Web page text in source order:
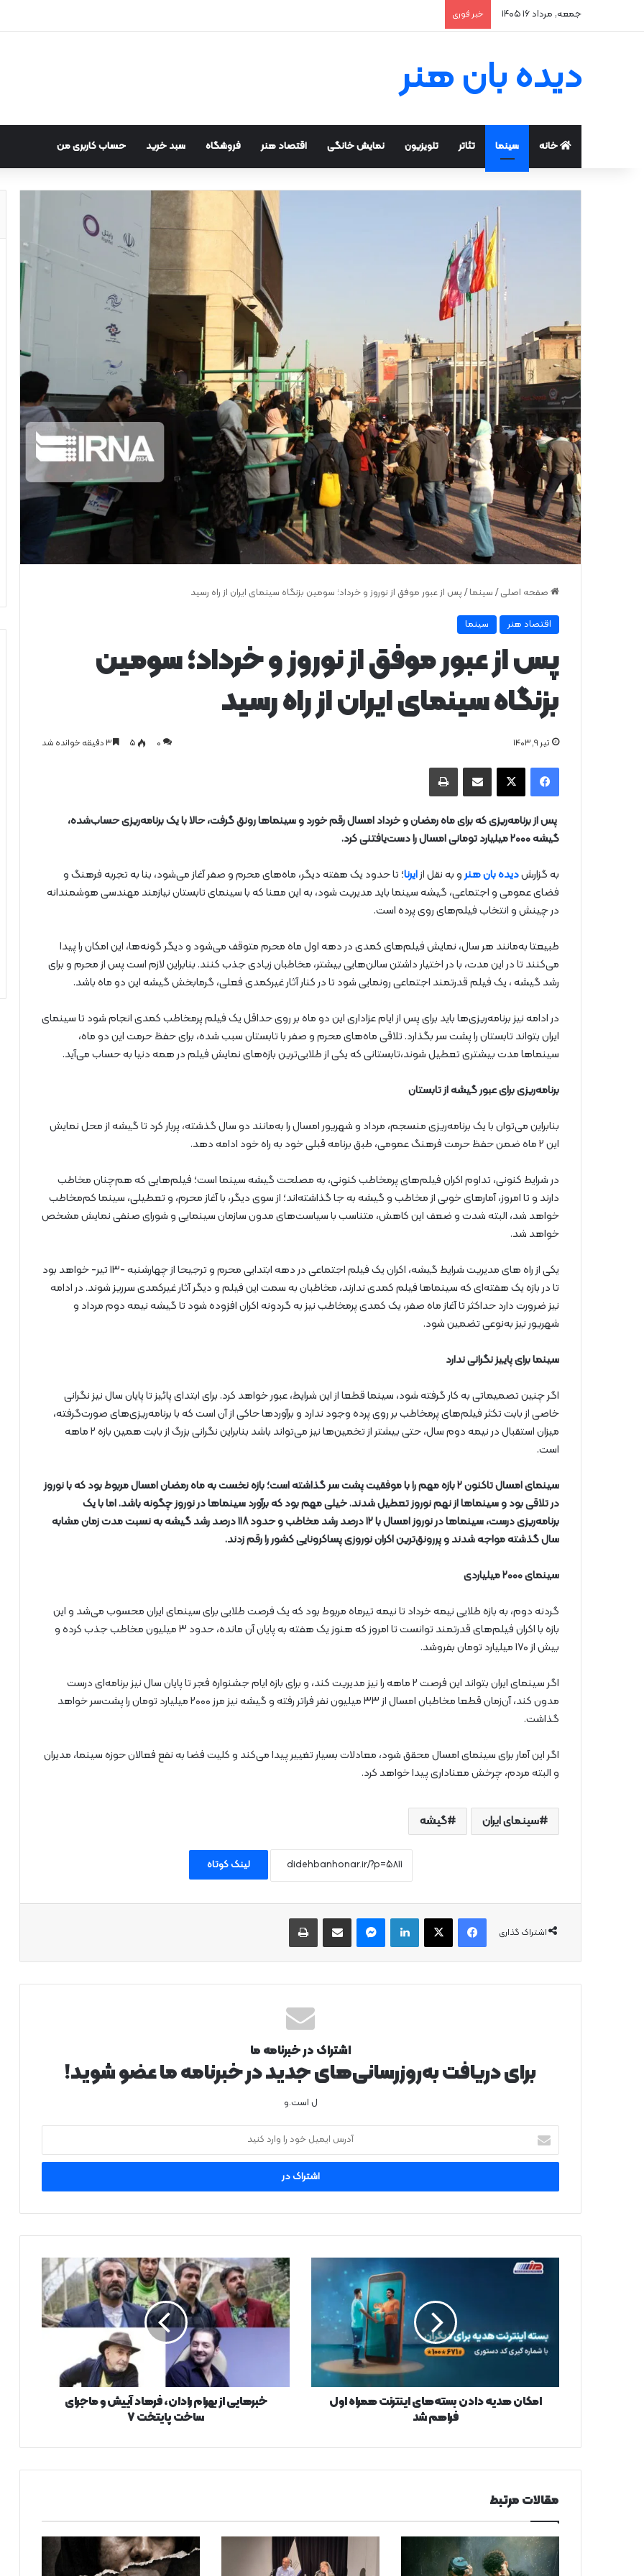
جمعه, مرداد ۱۶ ۱۴۰۵ خبر فوری
دیده بان هنر
خانه سینما تئاتر تلویزیون نمایش خانگی اقتصاد هنر فروشگاه سبد خرید حساب کاربری من
صفحه اصلی / سینما / پس از عبور موفق از نوروز و خرداد؛ سومین بزنگاه سینمای ایران از راه رسید
اقتصاد هنر سینما
پس از عبور موفق از نوروز و خرداد؛ سومین
بزنگاه سینمای ایران از راه رسید
تیر ۹, ۱۴۰۳ 0 ۵
فیس بوک X از طریق ایمیل به اشتراک بگذارید چاپ
پس از برنامه‌ریزی که برای ماه رمضان و خرداد امسال رقم خورد و سینماها رونق گرفت، حالا با یک برنامه‌ریزی حساب‌شده،
گیشه ۲۰۰۰ میلیارد تومانی امسال را دست‌یافتنی‌‎ کرد.
به گزارشدیده بان هنرو به نقل ازایرنا؛ تا حدود یک هفته دیگر، ماه‌های محرم و صفر آغاز می‌شود، بنا به تجربه فرهنگ و
فضای عمومی و اجتماعی، گیشه سینما باید مدیریت شود، به این معنا که با سینمای تابستان نیازمند مهندسی هوشمندانه
در چینش و انتخاب فیلم‌های روی پرده است.
طبیعتا به‌مانند هر سال، نمایش فیلم‌های کمدی در دهه اول ماه محرم متوقف می‌شود و دیگر گونه‌ها، این امکان را پیدا
می‌کنند تا در این مدت، با در اختیار داشتن سالن‌هایی بیشتر، مخاطبان زیادی جذب کنند. بنابراین لازم است پس از محرم و برای
رشد گیشه ، یک فیلم قدرتمند اجتماعی رونمایی شود تا در کنار آثار غیرکمدی فعلی، گرمابخش گیشه این دو ماه باشد.
در ادامه نیز برنامه‌ریزی‌ها باید برای پس از ایام عزاداری این دو ماه بر روی حداقل یک فیلم پرمخاطب کمدی انجام شود تا سینمای
ایران بتواند تابستان را پشت سر بگذارد. تلاقی ماه‌های محرم و صفر با تابستان سبب شده، برای حفظ حرمت این دو ماه،
سینماها مدت بیشتری تعطیل شوند،تابستانی که یکی از طلایی‌ترین بازه‌های نمایش فیلم در همه دنیا به حساب می‌آید.
برنامه‌ریزی برای عبور گیشه از تابستان
بنابراین می‌توان با یک برنامه‌ریزی منسجم، مرداد و شهریور امسال را به‌مانند دو سال گذشته، پربار کرد تا گیشه از محل نمایش
این ۲ ماه ضمن حفظ حرمت فرهنگ عمومی، طبق برنامه قبلی خود به راه خود ادامه دهد.
در شرایط کنونی، تداوم اکران فیلم‌های پرمخاطب کنونی، به مصلحت گیشه سینما است؛ فیلم‌هایی که هم‌چنان مخاطب
دارند و تا امروز، آمارهای خوبی از مخاطب و گیشه به جا گذاشته‌اند؛ از سوی دیگر، با آغاز محرم، و تعطیلی، سینما کم‌مخاطب
خواهد شد، البته شدت و ضعف این کاهش، متناسب با سیاست‌های مدون سازمان سینمایی و شورای صنفی نمایش مشخص
خواهد شد.
یکی از راه های مدیریت شرایط گیشه، اکران یک فیلم اجتماعی در دهه ابتدایی محرم و ترجیحا از چهارشنبه -۱۳ تیر- خواهد بود
تا در بازه یک هفته‌ای که سینماها فیلم کمدی ندارند، مخاطبان به سمت این فیلم و دیگر آثار غیرکمدی سرریز شوند. در ادامه
نیز ضرورت دارد حداکثر تا آغاز ماه صفر، یک کمدی پرمخاطب نیز به گردونه اکران افزوده شود تا گیشه نیمه دوم مرداد و
شهریور نیز به‌نوعی تضمین شود.
سینما برای پاییز نگرانی ندارد
اگر چنین تصمیماتی به کار گرفته شود، سینما قطعا از این شرایط، عبور خواهد کرد. برای ابتدای پائیز تا پایان سال نیز نگرانی
خاصی از بابت تکثر فیلم‌های پرمخاطب بر روی پرده وجود ندارد و برآوردها حاکی از آن است که با برنامه‌ریزی‌های صورت‌گرفته،
میزان استقبال در نیمه دوم سال، حتی بیشتر از تخمین‌ها نیز می‌تواند باشد بنابراین نگرانی بزرگ از بابت همین بازه ۲ ماهه
است.
سینمای امسال تاکنون ۲ بازه مهم را با موفقیت پشت سر گذاشته است؛ بازه نخست به ماه رمضان امسال مربوط بود که با نوروز
در تلاقی بود و سینماها از نهم نوروز تعطیل شدند. خیلی مهم بود که برآورد سینماها در نوروز چگونه باشد. اما با یک
برنامه‌ریزی درست، سینماها در نوروز امسال با ۱۲ درصد رشد مخاطب و حدود ۱۱۸ درصد رشد گیشه به نسبت مدت زمان مشابه
سال گذشته مواجه شدند و پررونق‌ترین اکران نوروزی پساکرونایی کشور را رقم زدند.
سینمای ۲۰۰۰ میلیاردی
گردنه دوم، به بازه طلایی نیمه خرداد تا نیمه تیرماه مربوط بود که یک فرصت طلایی برای سینمای ایران محسوب می‌شد و این
بازه با اکران فیلم‌های قدرتمند توانست تا امروز که هنوز یک هفته به پایان آن مانده، حدود ۳ میلیون مخاطب جذب کرده و
بیش از ۱۷۰ میلیارد تومان بفروشد.
اگر سینمای ایران بتواند این فرصت ۲ ماهه را نیز مدیریت کند، و برای بازه ایام جشنواره فجر تا پایان سال نیز برنامه‌ای درست
مدون کند، آن‌زمان قطعا مخاطبان امسال از ۳۳ میلیون نفر فراتر رفته و گیشه نیز مرز ۲۰۰۰ میلیارد تومان را پشت‌سر خواهد
گذاشت.
اگر این آمار برای سینمای امسال محقق شود، معادلات بسیار تغییر پیدا می‌کند و کلیت فضا به نفع فعالان حوزه سینما، مدیران
و البته مردم، چرخش معناداری پیدا خواهد کرد.
سینمای ایران گیشه
لینک کوتاه
اشتراک گذاری
فیس بوک X لینکدین پیام رسان از طریق ایمیل به اشتراک بگذارید چاپ
اشتراک در خبرنامه ما
برای دریافت به‌روزرسانی‌های جدید در خبرنامه ما عضو شوید!
ل است.و
آدرس
ایمیل
خود
وارد
امکان
همراه
اول
شد
امکان هدیه دادن بسته‌های اینترنت همراه اول
فراهم شد
خبرهایی
از
بهرام
رادان،
فرهاد
ساخت
پایتختخبرهایی از بهرام رادان، فرهاد آییش و ماجرای
ساخت پایتخت ۷
مقالات مرتبط